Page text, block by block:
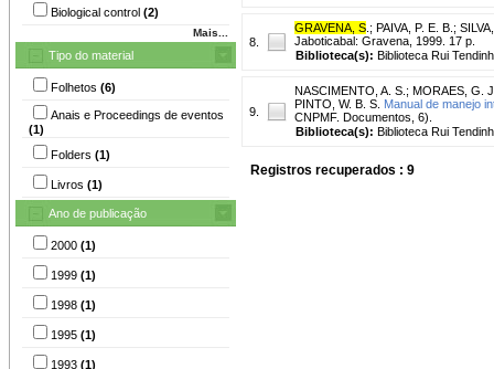
Biological control (2)
Mais...
Tipo do material
Folhetos (6)
Anais e Proceedings de eventos
(1)
Folders (1)
Livros (1)
Ano de publicação
2000 (1)
1999 (1)
1998 (1)
1995 (1)
1993 (1)
8.
GRAVENA, S ; PAIVA, P. E. B. ;
Jaboticabal: Gravena, 1999. 17 p.
Biblioteca(s): Biblioteca Rui
9.
NASCIMENTO, A. S. ; MORAES, G.
PINTO, W. B. S. Manual de manejo
CNPMF. Documentos, 6).
Biblioteca(s): Biblioteca Rui
Registros recuperados : 9